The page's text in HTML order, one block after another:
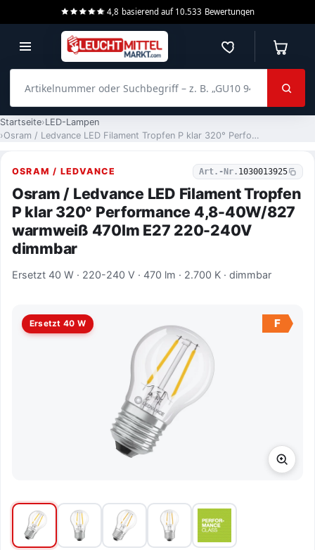
4,8 basierend auf 10.533 Bewertungen
Merkzettel
Startseite LED-Lampen
Osram / Ledvance LED Filament Tropfen P klar 320° Performance 4,8-40W/827 warmweiß 470lm E27 220-240V dimmbar
OSRAM / LEDVANCE Art.-Nr. 1030013925
Osram / Ledvance LED Filament Tropfen
P klar 320° Performance 4,8-40W/827
warmweiß 470lm E27 220-240V
dimmbar
Ersetzt 40 W · 220-240 V · 470 lm · 2.700 K · dimmbar
Ersetzt 40 W F